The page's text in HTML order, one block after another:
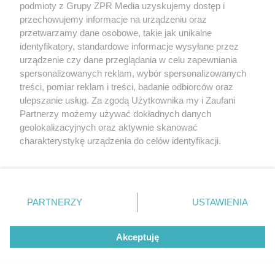
podmioty z Grupy ZPR Media uzyskujemy dostęp i
przechowujemy informacje na urządzeniu oraz
przetwarzamy dane osobowe, takie jak unikalne
identyfikatory, standardowe informacje wysyłane przez
urządzenie czy dane przeglądania w celu zapewniania
spersonalizowanych reklam, wybór spersonalizowanych
treści, pomiar reklam i treści, badanie odbiorców oraz
ulepszanie usług. Za zgodą Użytkownika my i Zaufani
Partnerzy możemy używać dokładnych danych
geolokalizacyjnych oraz aktywnie skanować
charakterystykę urządzenia do celów identyfikacji.
zmienić/wycofać klikając przycisk ustawień prywatności
znajdujący się w lewym dolnym rogu strony
rodzaje przetwarzania danych nie wymagają zgody
użytkownika, ale masz prawo sprzeciwić się takiemu
przetwarzaniu. Preferencje będą miały zastosowanie tylko
PARTNERZY USTAWIENIA
Akceptuję